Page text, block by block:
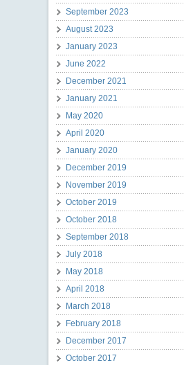
September 2023
August 2023
January 2023
June 2022
December 2021
January 2021
May 2020
April 2020
January 2020
December 2019
November 2019
October 2019
October 2018
September 2018
July 2018
May 2018
April 2018
March 2018
February 2018
December 2017
October 2017